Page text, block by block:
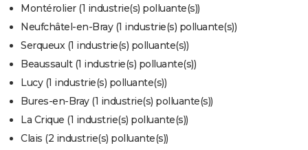
COPAINS D'AVANT
S'inscrire
Se connecter
Lycées
Collèges
Primaires
Universités
Entreprises
Service militaire
Avis de recherche
FORUM
Bricolage
Lifestyle
Culture
Sport
Auto
Television
Voyage
Cinema
Montérolier (1 industrie(s) polluante(s))
Neufchâtel-en-Bray (1 industrie(s) polluante(s))
Serqueux (1 industrie(s) polluante(s))
Beaussault (1 industrie(s) polluante(s))
Lucy (1 industrie(s) polluante(s))
Bures-en-Bray (1 industrie(s) polluante(s))
La Crique (1 industrie(s) polluante(s))
Clais (2 industrie(s) polluante(s))